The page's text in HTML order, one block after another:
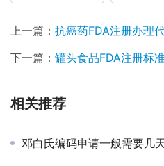
上一篇： 抗癌药FDA注册办理代理
下一篇： 罐头食品FDA注册标
相关推荐
邓白氏编码申请一般需要几天